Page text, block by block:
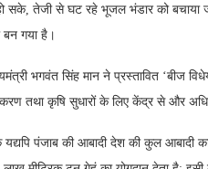
हो सके, तेजी से घट रहे भूजल भंडार को
गया है।
भगवंत सिंह मान ने प्रस्तावित ‘बीज
तथा कृषि सुधारों के लिए केंद्र से और
यद्यपि पंजाब की आबादी देश की कुल